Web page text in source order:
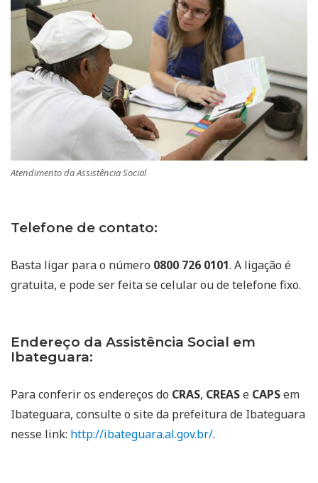
Atendimento da Assistência Social
Telefone de contato:
Basta ligar para o número 0800 726 0101. A ligação é
gratuita, e pode ser feita se celular ou de telefone fixo.
Endereço da Assistência Social em
Ibateguara:
Para conferir os endereços do CRAS, CREASe CAPSem
Ibateguara, consulte o site da prefeitura de Ibateguara
nesse link: http://ibateguara.al.gov.br/.